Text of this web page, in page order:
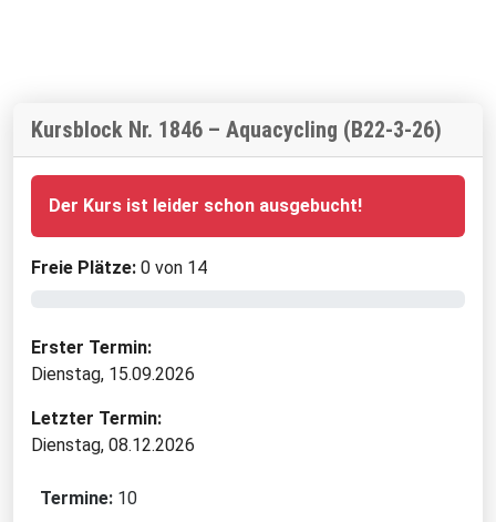
Kursblock Nr. 1846 – Aquacycling (B22-3-26)
Der Kurs ist leider schon ausgebucht!
Freie Plätze: 0 von 14
Erster Termin:
Dienstag, 15.09.2026
Letzter Termin:
Dienstag, 08.12.2026
Termine: 10